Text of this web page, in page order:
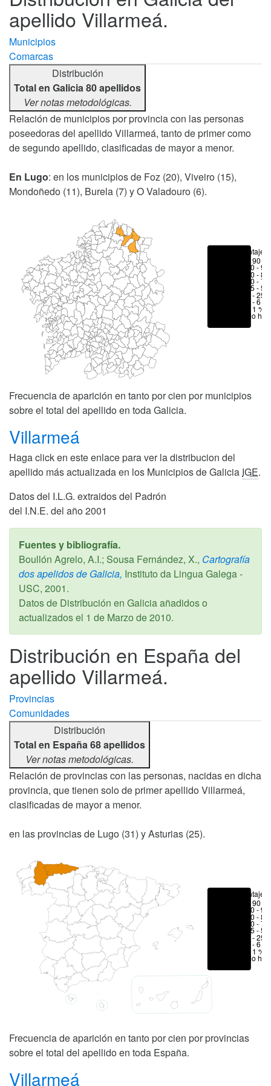
apellido Villarmeá.
Municipios
Comarcas
Distribución
Total en Galicia 80 apellidos
Ver notas metodológicas.
Relación de municipios por provincia con las personas
poseedoras del apellido Villarmeá, tanto de primer como
de segundo apellido, clasificadas de mayor a menor.
En Lugo: en los municipios de Foz (20), Viveiro (15),
Mondoñedo (11), Burela (7) y O Valadouro (6).
Porcentajes
> 90 %
80 -
70 -
50 -
25 -
6 - 25
1 - 6 %
< 1 %
No hay
Frecuencia de aparición en tanto por cien por municipios
sobre el total del apellido en toda Galicia.
Villarmeá
Haga click en este enlace para ver la distribucion del
apellido más actualizada en los Municipios de Galicia IGE.
Datos del I.L.G. extraidos del Padrón
del I.N.E. del año 2001
Fuentes y bibliografía.
Boullón Agrelo, A.I.; Sousa Fernández, X., Cartografía
dos apelidos de Galicia, Instituto da Lingua Galega -
USC, 2001.
Datos de Distribución en Galicia añadidos o
actualizados el 1 de Marzo de 2010.
Distribución en España del
apellido Villarmeá.
Provincias
Comunidades
Distribución
Total en España 68 apellidos
Ver notas metodológicas.
Relación de provincias con las personas, nacidas en dicha
provincia, que tienen solo de primer apellido Villarmeá,
clasificadas de mayor a menor.
en las provincias de Lugo (31) y Asturias (25).
Porcentajes
> 90 %
80 -
70 -
50 -
25 -
6 - 25
1 - 6 %
< 1 %
No hay
Frecuencia de aparición en tanto por cien por provincias
sobre el total del apellido en toda España.
Villarmeá